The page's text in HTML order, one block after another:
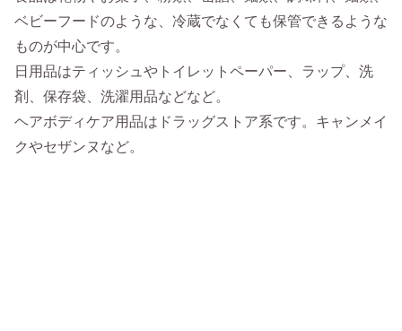
ベビーフードのような、冷蔵でなくても保管できるような
ものが中心です。
日用品はティッシュやトイレットペーパー、ラップ、洗
剤、保存袋、洗濯用品などなど。
ヘアボディケア用品はドラッグストア系です。キャンメイ
クやセザンヌなど。